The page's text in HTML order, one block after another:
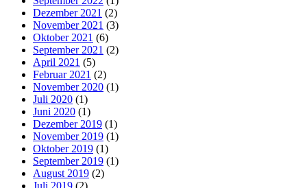
Dezember 2021 (2)
November 2021 (3)
Oktober 2021 (6)
September 2021 (2)
April 2021 (5)
Februar 2021 (2)
November 2020 (1)
Juli 2020 (1)
Juni 2020 (1)
Dezember 2019 (1)
November 2019 (1)
Oktober 2019 (1)
September 2019 (1)
August 2019 (2)